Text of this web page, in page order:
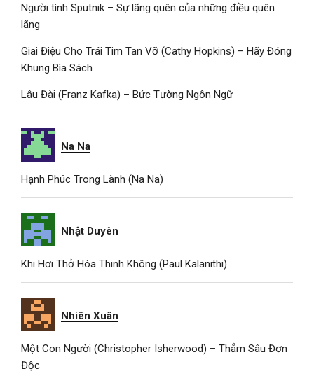
Người tình Sputnik – Sự lãng quên của những điều quên
lãng
Giai Điệu Cho Trái Tim Tan Vỡ (Cathy Hopkins) – Hãy Đóng
Khung Bìa Sách
Lâu Đài (Franz Kafka) – Bức Tường Ngôn Ngữ
Na Na
Hạnh Phúc Trong Lành (Na Na)
Nhật Duyên
Khi Hơi Thở Hóa Thinh Không (Paul Kalanithi)
Nhiên Xuân
Một Con Người (Christopher Isherwood) – Thẳm Sâu Đơn
Độc